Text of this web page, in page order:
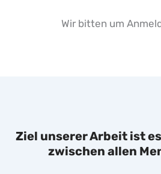
Wir bitten um
Ziel unserer Arbeit ist
zwischen allen